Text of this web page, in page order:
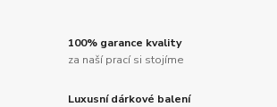
100% garance kvality
za naší prací si stojíme
Luxusní dárkové balení